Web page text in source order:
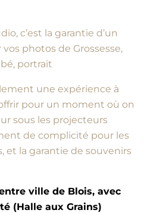
c’est la garantie d’un
photos de Grossesse,
portrait
une expérience à
pour un moment où on
sous les projecteurs
de complicité pour les
et la garantie de souvenirs
ville de Blois, avec
(Halle aux Grains)